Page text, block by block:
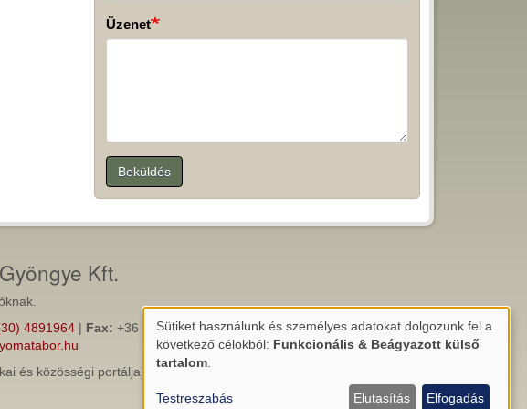
Üzenet
Beküldés
Kft.
4891964| Fax: +36 (66) 788478
és közösségi portálja)
Személyes
adatok
sütik
Sütiket használunk és személyes adatokat dolgozunk fel a
következő célokból: Funkcionális & Beágyazott külső
tartalom
Testreszabás Elutasítás Elfogadás